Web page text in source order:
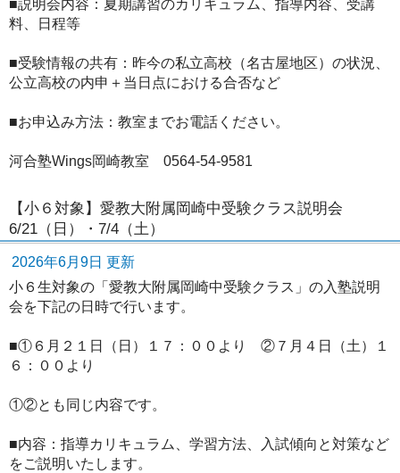
■説明会内容：夏期講習のカリキュラム、指導内容、受講
料、日程等
■受験情報の共有：昨今の私立高校（名古屋地区）の状況、
公立高校の内申＋当日点における合否など
■お申込み方法：教室までお電話ください。
河合塾Wings岡崎教室 0564-54-9581
【小６対象】愛教大附属岡崎中受験クラス説明会
6/21（日）・7/4（土）
2026年6月9日 更新
小６生対象の「愛教大附属岡崎中受験クラス」の入塾説明
会を下記の日時で行います。
■①６月２１日（日）１７：００より ②７月４日（土）１
６：００より
①②とも同じ内容です。
■内容：指導カリキュラム、学習方法、入試傾向と対策など
をご説明いたします。